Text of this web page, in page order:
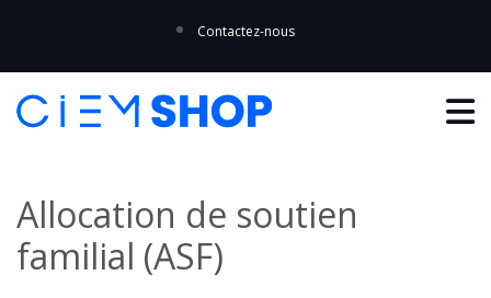
Contactez-nous
Allocation de soutien
familial (ASF)